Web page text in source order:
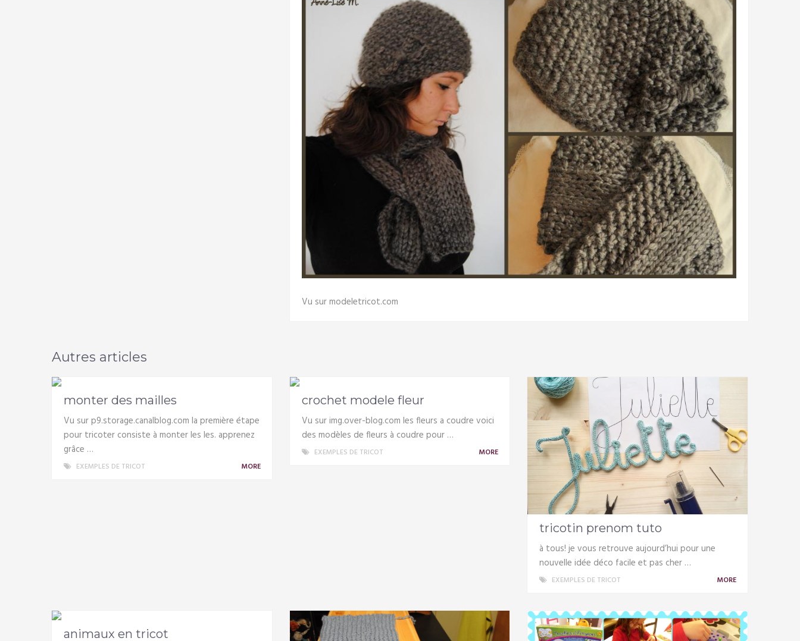
Vu sur modeletricot.com
Autres articles
monter des mailles
Vu sur p9.storage.canalblog.com la première étape
pour tricoter consiste à monter les les. apprenez
grâce …
EXEMPLES DE TRICOT MORE
crochet modele fleur
Vu sur img.over-blog.com les fleurs a coudre voici
des modèles de fleurs à coudre pour …
EXEMPLES DE TRICOT MORE
tricotin prenom tuto
à tous! je vous retrouve aujourd’hui pour une
nouvelle idée déco facile et pas cher …
EXEMPLES DE TRICOT MORE
animaux en tricot